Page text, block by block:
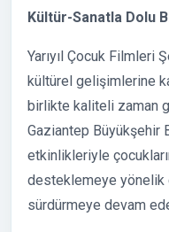
Kültür-Sanatla Dolu
Yarıyıl Çocuk Filmleri
kültürel gelişimlerine
birlikte kaliteli zaman
Gaziantep Büyükşehir
etkinlikleriyle
desteklemeye yönelik
sürdürmeye devam